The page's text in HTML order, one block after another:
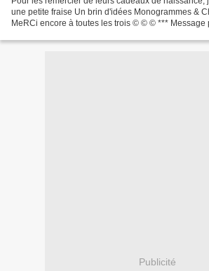
une petite fraise Un brin d'idées Monogrammes &
MeRCi encore à toutes les trois © © © *** Message
Publicité